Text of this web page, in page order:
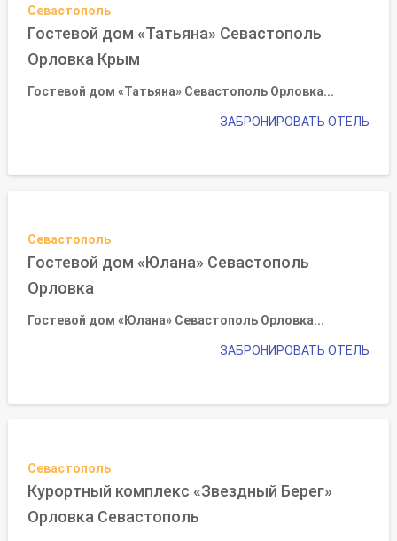
Севастополь
Гостевой дом «Татьяна» Севастополь
Орловка Крым
Гостевой дом «Татьяна» Севастополь Орловка...
ЗАБРОНИРОВАТЬ ОТЕЛЬ
Севастополь
Гостевой дом «Юлана» Севастополь
Орловка
Гостевой дом «Юлана» Севастополь Орловка...
ЗАБРОНИРОВАТЬ ОТЕЛЬ
Севастополь
Курортный комплекс «Звездный Берег»
Орловка Севастополь